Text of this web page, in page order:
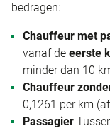
bedragen:
Chauffeur met
vanaf de eerste
minder dan 10
Chauffeur
0,1261 per km
Passagier